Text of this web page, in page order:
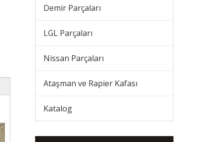
Demir Parçaları
LGL Parçaları
Nissan Parçaları
Ataşman ve Rapier Kafası
Katalog